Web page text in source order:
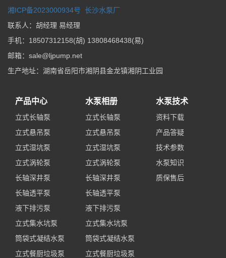
湘ICP备2023000934号 长沙水泵厂
联系人：胡经理 易经理
手机：18507312158(胡) 13808468438(易)
邮箱：sale@ljpump.net
生产地址：湖南省岳阳市湘阴县金龙镇湘阴工业园
产品中心
立式长轴泵
立式悬吊泵
立式湿坑泵
立式涡轮泵
长轴深井泵
长轴透平泵
液下排污泵
立式集水坑泵
筒袋式凝结水泵
立式餐厨垃圾泵
水泵相册
立式长轴泵
立式悬吊泵
立式湿坑泵
立式涡轮泵
长轴深井泵
长轴透平泵
液下排污泵
立式集水坑泵
筒袋式凝结水泵
立式餐厨垃圾泵
水泵技术
资料下载
产品答疑
技术参数
水泵知识
质保售后